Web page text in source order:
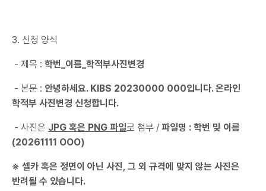
3. 신청 양식
- 제목 : 학번_이름_학적부사진변경
- 본문 : 안녕하세요. KIBS 20230000 000입니다. 온라인
학적부 사진변경 신청합니다.
- 사진은 JPG 혹은 PNG 파일로 첨부 / 파일명 : 학번 및 이름
(20261111 OOO)
※ 셀카 혹은 정면이 아닌 사진, 그 외 규격에 맞지 않는 사진은
반려될 수 있습니다.